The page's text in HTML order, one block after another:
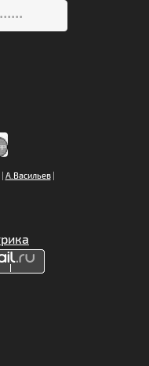
| А.Васильев|